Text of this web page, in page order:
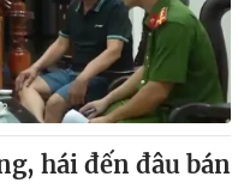
Việt Nam
tử số 483/GP-BTTTT
Phạm Quốc Thắng,
hái đến đâu bán